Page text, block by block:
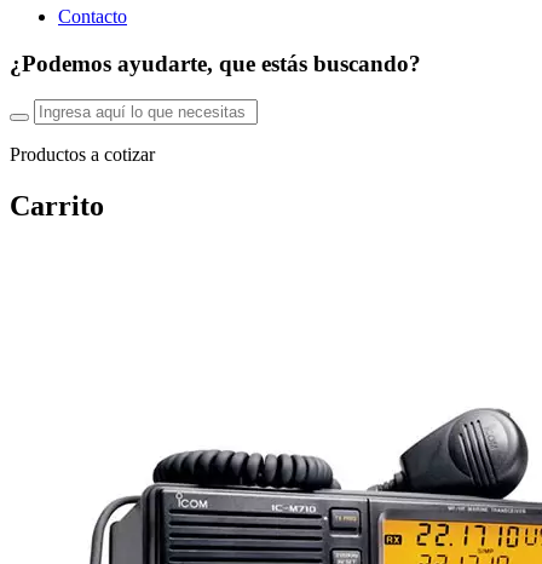
Contacto
¿Podemos ayudarte, que estás buscando?
Productos a cotizar
Carrito